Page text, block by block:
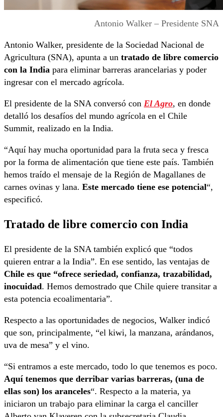
Antonio Walker – Presidente SNA
Antonio Walker, presidente de la Sociedad Nacional de
Agricultura (SNA), apunta a un tratado de libre comercio
con la India para eliminar barreras arancelarias y poder
ingresar con el mercado agrícola.
El presidente de la SNA conversó con El Agro, en donde
detalló los desafíos del mundo agrícola en el Chile
Summit, realizado en la India.
“Aquí hay mucha oportunidad para la fruta seca y fresca
por la forma de alimentación que tiene este país. También
hemos traído el mensaje de la Región de Magallanes de
carnes ovinas y lana. Este mercado tiene ese potencial“,
especificó.
Tratado de libre comercio con India
El presidente de la SNA también explicó que “todos
quieren entrar a la India”. En ese sentido, las ventajas de
Chile es que “ofrece seriedad, confianza, trazabilidad,
inocuidad. Hemos demostrado que Chile quiere transitar a
esta potencia ecoalimentaria”.
Respecto a las oportunidades de negocios, Walker indicó
que son, principalmente, “el kiwi, la manzana, arándanos,
uva de mesa” y el vino.
“Si entramos a este mercado, todo lo que tenemos es poco.
Aquí tenemos que derribar varias barreras, (una de
ellas son) los aranceles“. Respecto a la materia, ya
iniciaron un trabajo para eliminar la carga el canciller